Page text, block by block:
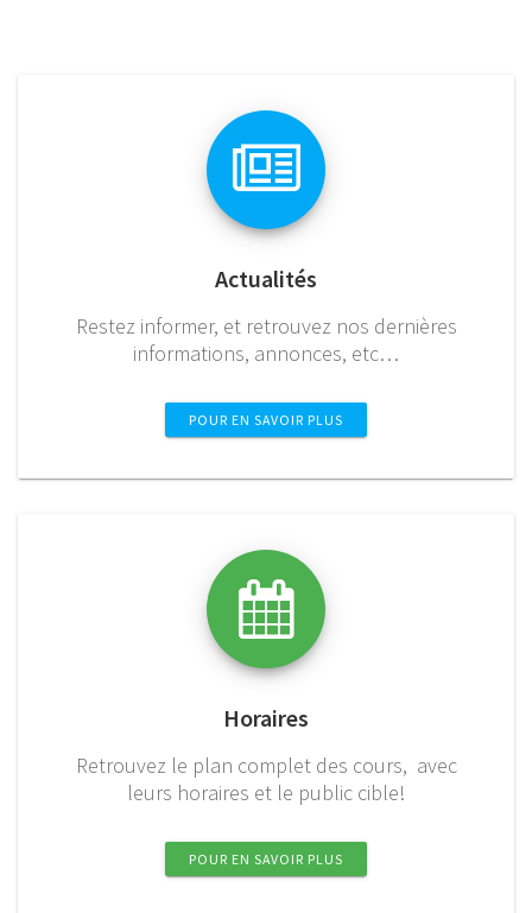
Actualités
Restez informer, et retrouvez nos dernières
informations, annonces, etc…
POUR EN SAVOIR PLUS
Horaires
Retrouvez le plan complet des cours, avec
leurs horaires et le public cible!
POUR EN SAVOIR PLUS